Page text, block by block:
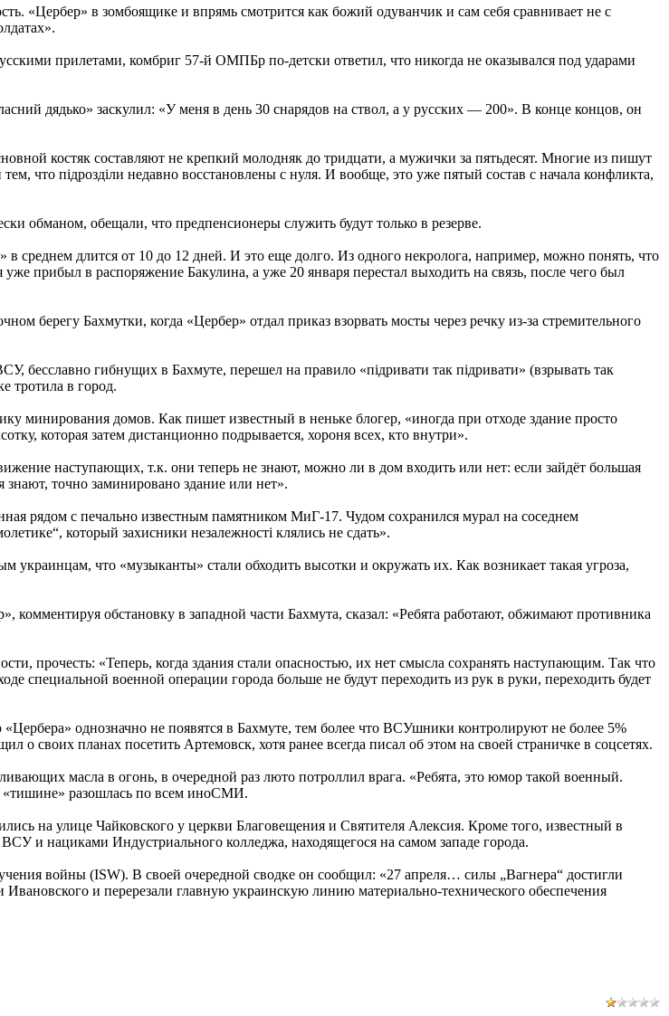
«Цербер» в зомбоящике и впрямь смотрится как божий одуванчик и сам себя сравнивает не с
прилетами, комбриг 57-й ОМПБр по-детски ответил, что никогда не оказывался под ударами
дядько» заскулил: «У меня в день 30 снарядов на ствол, а у русских — 200». В конце концов, он
костяк составляют не крепкий молодняк до тридцати, а мужички за пятьдесят. Многие из пишут
что пiдроздiли недавно восстановлены с нуля. И вообще, это уже пятый состав с начала конфликта,
обманом, обещали, что предпенсионеры служить будут только в резерве.
среднем длится от 10 до 12 дней. И это еще долго. Из одного некролога, например, можно понять, что
прибыл в распоряжение Бакулина, а уже 20 января перестал выходить на связь, после чего был
Бахмутки, когда «Цербер» отдал приказ взорвать мосты через речку из-за стремительного
бесславно гибнущих в Бахмуте, перешел на правило «підривати так підривати» (взрывать так
тротила в город.
минирования домов. Как пишет известный в неньке блогер, «иногда при отходе здание просто
которая затем дистанционно подрывается, хороня всех, кто внутри».
наступающих, т.к. они теперь не знают, можно ли в дом входить или нет: если зайдёт большая
точно заминировано здание или нет».
рядом с печально известным памятником МиГ-17. Чудом сохранился мурал на соседнем
который захисники незалежностi клялись не сдать».
что «музыканты» стали обходить высотки и окружать их. Как возникает такая угроза,
обстановку в западной части Бахмута, сказал: «Ребята работают, обжимают противника
прочесть: «Теперь, когда здания стали опасностью, их нет смысла сохранять наступающим. Так что
специальной военной операции города больше не будут переходить из рук в руки, переходить будет
однозначно не появятся в Бахмуте, тем более что ВСУшники контролируют не более 5%
своих планах посетить Артемовск, хотя ранее всегда писал об этом на своей страничке в соцсетях.
масла в огонь, в очередной раз люто потроллил врага. «Ребята, это юмор такой военный.
разошлась по всем иноСМИ.
на улице Чайковского у церкви Благовещения и Святителя Алексия. Кроме того, известный в
и нациками Индустриального колледжа, находящегося на самом западе города.
войны (ISW). В своей очередной сводке он сообщил: «27 апреля… силы „Вагнера“ достигли
и перерезали главную украинскую линию материально-технического обеспечения